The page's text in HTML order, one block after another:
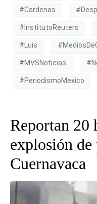
#Cardenas
#InstitutoReuters
#Luis
#MVSNoticias
#PeriodismoMexico
Reportan 20
explosión de
Cuernavaca